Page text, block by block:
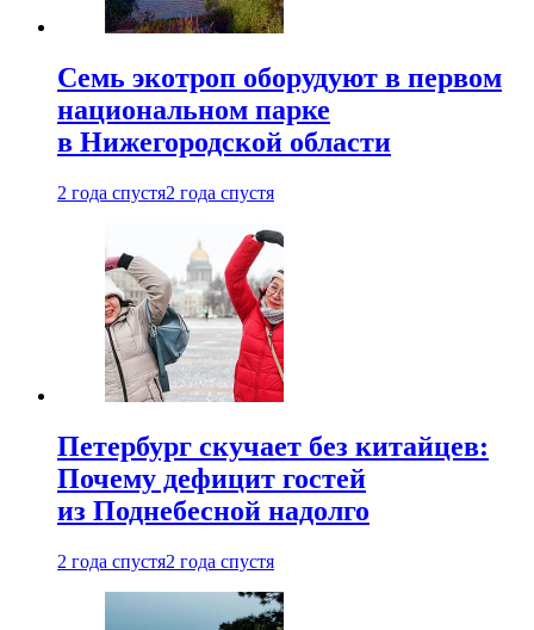
Семь экотроп оборудуют в первом
национальном парке
в Нижегородской области
2 года спустя2 года спустя
Петербург скучает без китайцев:
Почему дефицит гостей
из Поднебесной надолго
2 года спустя2 года спустя